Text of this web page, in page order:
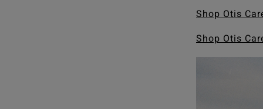
Shop Otis
Shop Otis